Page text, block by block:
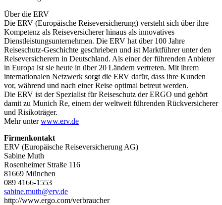
Über die ERV
Die ERV (Europäische Reiseversicherung) versteht sich über ihre
Kompetenz als Reiseversicherer hinaus als innovatives
Dienstleistungsunternehmen. Die ERV hat über 100 Jahre
Reiseschutz-Geschichte geschrieben und ist Marktführer unter den
Reiseversicherern in Deutschland. Als einer der führenden Anbieter
in Europa ist sie heute in über 20 Ländern vertreten. Mit ihrem
internationalen Netzwerk sorgt die ERV dafür, dass ihre Kunden
vor, während und nach einer Reise optimal betreut werden.
Die ERV ist der Spezialist für Reiseschutz der ERGO und gehört
damit zu Munich Re, einem der weltweit führenden Rückversicherer
und Risikoträger.
Mehr unterwww.erv.de
Firmenkontakt
ERV (Europäische Reiseversicherung AG)
Sabine Muth
Rosenheimer Straße 116
81669 München
089 4166-1553
sabine.muth@erv.de
http://www.ergo.com/verbraucher